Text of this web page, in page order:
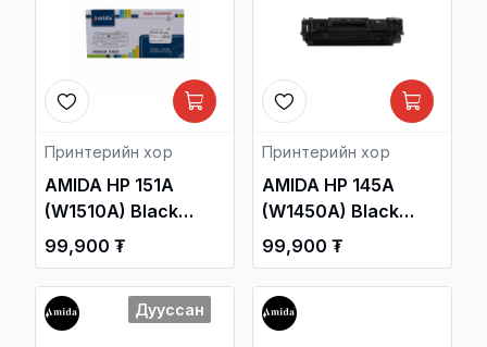
Принтерийн хор
AMIDA HP 151A
(W1510A) Black
Laser Toner
Cartridge OEM /HP
LaserJet Pro 4003,
4103 Series/ /
99,900 ₮
Принтерийн хор
AMIDA HP 145A
(W1450A) Black
Laser Toner
Cartridge OEM /HP
LaserJet Pro 3003,
3103 Series/ /
99,900 ₮
Дууссан